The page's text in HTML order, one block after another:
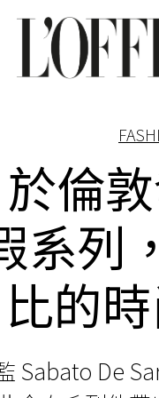
倫
系列
比的
Sabato De